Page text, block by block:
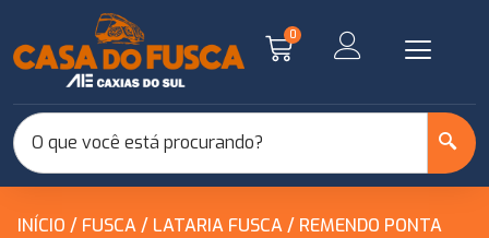
0
INÍCIO / FUSCA/ LATARIA FUSCA/ REMENDO PONTA